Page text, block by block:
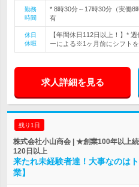
勤務
時間
* 8時30分～17時30分（実働8
有
休日
休暇
【年間休日112日以上！】*
ーによる※1ヶ月前にシフト
求人詳細を見る
残り1日
株式会社小山商会 | ★創業100年以上
120日以上
来たれ未経験者達！大事なのは
業】